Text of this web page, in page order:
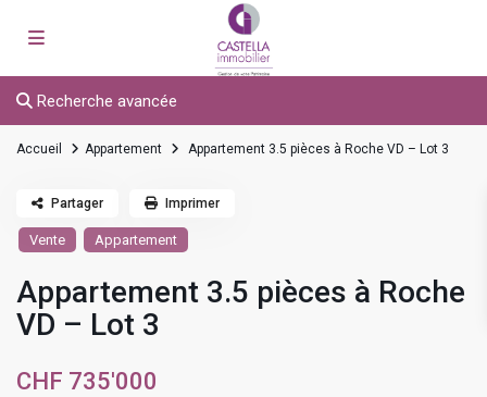
Recherche avancée
Accueil Appartement Appartement 3.5 pièces à Roche VD – Lot 3
Vente Appartement
Appartement 3.5 pièces à Roche
VD – Lot 3
CHF 735'000
Partager Imprimer